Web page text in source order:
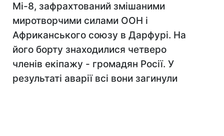
Мі-8, зафрахтований змішаними
миротворчими силами ООН і
Африканського союзу в Дарфурі. На
його борту знаходилися четверо
членів екіпажу - громадян Росії. У
результаті аварії всі вони загинули